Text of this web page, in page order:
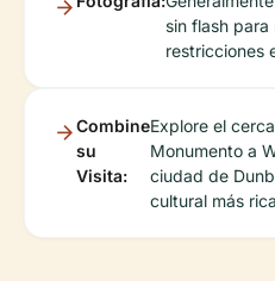
sin flash para
restricciones
Combine
su
Visita:
Explore el
Monumento a
ciudad de
cultural más